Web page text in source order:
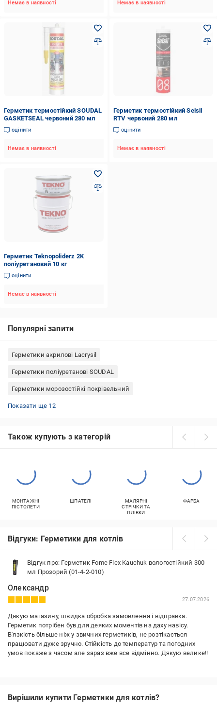
Немає в наявності Немає в наявності
Герметик термостійкий SOUDAL
GASKETSEAL червоний 280 мл
оцінити
Немає в наявності
Герметик термостійкий Selsil
RTV червоний 280 мл
оцінити
Немає в наявності
Герметик Teknopoliderz 2K
поліуретановий 10 кг
оцінити
Немає в наявності
Популярні запити
Герметики акрилові Lacrysil
Герметики поліуретанові SOUDAL
Герметики морозостійкі покрівельний
водостійкі силікон
Силікон для вікон
Герметики поліуретанові чорні
Герметики силіконові Tytan універсальні
Силікони термостійкі
Герметики прозорі для пластику
Герметики поліуретанові покрівельні
Герметики акрилові 600 мл
Герметики поліуретанові для бетону
Герметики водостійкі для металу
Герметики силіконові 600 мл
Герметики акрилові для заповнення швів
Показати ще 12
Також купують з категорій
МОНТАЖНІ
ПІСТОЛЕТИ
ШПАТЕЛІ
МАЛЯРНІ
СТРІЧКИ ТА
ПЛІВКИ
ФАРБА
Відгуки: Герметики для котлів
Відгук про: Герметик Fome Flex Kauchuk вологостійкий 300
мл Прозорий (01-4-2-010)
Олександр
27.07.2026
Дякую магазину, швидка обробка замовлення і відправка.
Герметик потрібен був для деяких моментів на даху навісу.
В'язкість більше ніж у звичних герметиків, не розтікається
працювати дуже зручно. Стійкість до температур та погодних
умов покаже з часом але зараз вже все відмінно. Дякую велике!!
Недоліки:
Вирішили купити Герметики для котлів?